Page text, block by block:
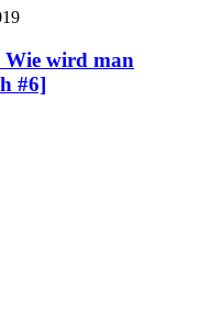
wird man
#6]